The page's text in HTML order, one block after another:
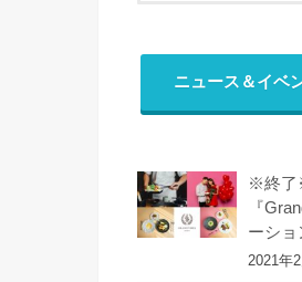
ニュース＆イベ
※終了
『
ーショ
2021年